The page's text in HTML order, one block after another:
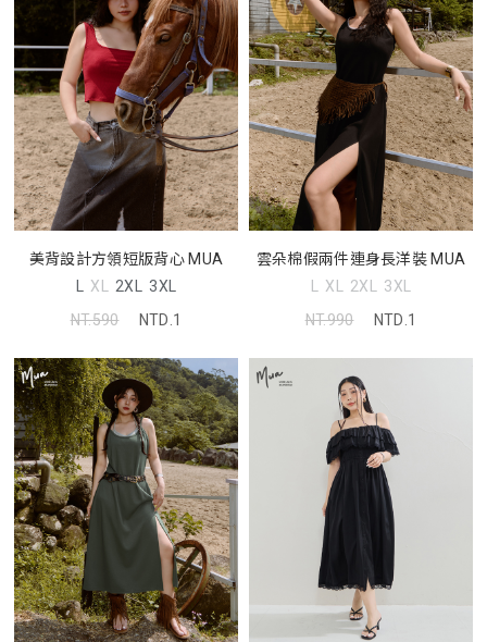
美背設計方領短版背心 MUA
L XL 2XL 3XL
NT.590
NTD.1
雲朵棉假兩件連身長洋裝 MUA
L XL 2XL 3XL
NT.990
NTD.1